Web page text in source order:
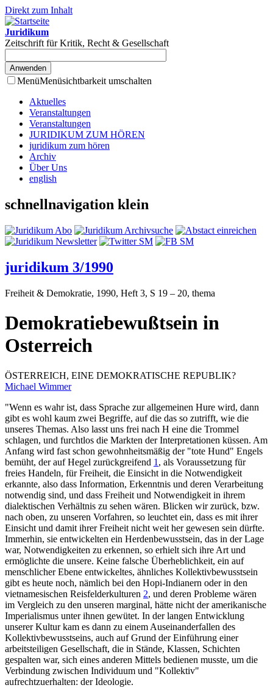
Direkt zum Inhalt
Juridikum
Zeitschrift für Kritik, Recht & Gesellschaft
MenüMenüsichtbarkeit umschalten
Aktuelles
Veranstaltungen
Veranstaltungen
JURIDIKUM ZUM HÖREN
juridikum zum hören
Archiv
Über Uns
english
schnellnavigation klein
juridikum 3/1990
Freiheit & Demokratie, 1990, Heft 3, S 19 – 20, thema
Demokratiebewußtsein in
Osterreich
ÖSTERREICH, EINE DEMOKRATISCHE REPUBLIK?
Michael Wimmer
"Wenn es wahr ist, dass Sprache zur allgemeinen Hure wird, dann
gibt es wohl kaum zwei Begriffe, auf die das so zutrifft, wie die
unseres Themas. Also lasst uns frei nach H eine die Trommel
schlagen, und furchtlos die Markten der Interpretationen küssen. Am
Anfang wird fast schon gewohnheitsmäßig der "tote Hund" Engels
bemüht, der auf Hegel zurückgreifend 1 , als Voraussetzung für
freies Handeln, für Freiheit, die Einsicht in die Notwendigkeit
erkannte, also dass Information, Erkenntnis und deren Verarbeitung
notwendig sind, und dass Freiheit und Notwendigkeit in ihrem
dialektischen Verhältnis zu sehen wären. Blicken wir zurück, bzw.
nach oben, zu unseren Vorfahren, so leuchtet ein, dass es mit ihrer
Einsicht und damit ihrer Freiheit nicht weit her gewesen sein dürfte.
Immerhin, sie entwickelten ein Herdenbewusstsein, das in der Lage
war, Notwendigkeiten zu erkennen, so erhielt sich ihre Art und
ermöglichte die unsere. Keine falsche Überheblichkeit, ein auf
menschlicher Ebene entwickeltes, ähnliches Kollektivbewusstsein
gibt es heute noch, nämlich bei den Hopi-Indianern oder in den
vietnamesischen Reisfelderkulturen 2, und deren Probleme wären
im Vergleich zu den unseren marginal, hätte nicht der amerikanische
Imperialismus unter ihnen gewütet. In der langen Entwicklung
unserer Kultur kam es dann zu einem Auseinanderfallen des
Kollektivbewusstseins, auch auf Grund der Einführung einer
arbeitsteiligen Gesellschaft, die in Stände, Klassen, Schichten
gespalten war, sich eines anderen Mittels bedienen musste, um die
Verbindung zwischen Individuum und "Kollektiv"
aufrechtzuerhalten: der Ideologie.